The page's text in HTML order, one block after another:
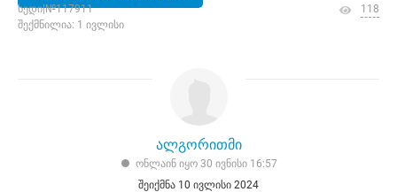
ხედი|№117911
შექმნილია: 1 ივლისი
118
ალგორითმი
ონლაინ იყო 30 ივნისი 16:57
შეიქმნა 10 ივლისი 2024